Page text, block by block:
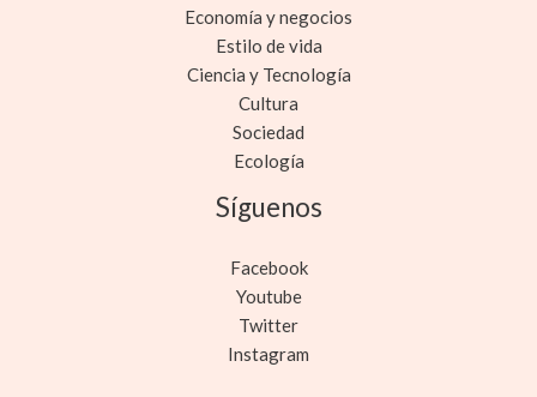
Economía y negocios
Estilo de vida
Ciencia y Tecnología
Cultura
Sociedad
Ecología
Síguenos
Facebook
Youtube
Twitter
Instagram